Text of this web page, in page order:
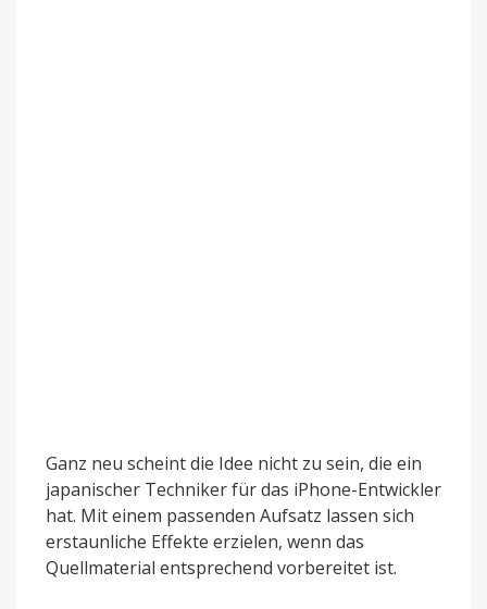
Ganz neu scheint die Idee nicht zu sein, die ein
japanischer Techniker für das iPhone-Entwickler
hat. Mit einem passenden Aufsatz lassen sich
erstaunliche Effekte erzielen, wenn das
Quellmaterial entsprechend vorbereitet ist.